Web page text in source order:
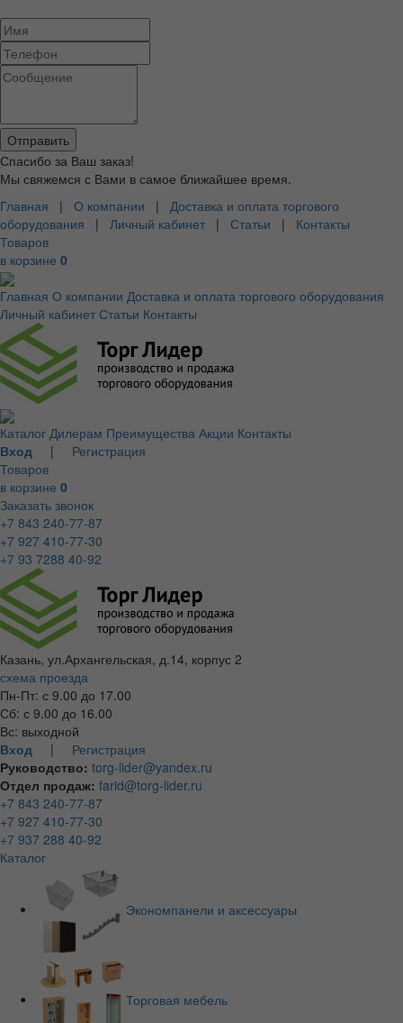
Спасибо за Ваш заказ!
Мы свяжемся с Вами в самое ближайшее время.
Главная | О компании | Доставка и оплата торгового
оборудования | Личный кабинет | Статьи | Контакты
Товаров
в корзине 0
Главная О компании Доставка и оплата торгового оборудования
Личный кабинет Статьи Контакты
Каталог Дилерам Преимущества Акции Контакты
Вход | Регистрация
Товаров
в корзине 0
Заказать звонок
+7 843 240-77-87
+7 927 410-77-30
+7 93 7288 40-92
Казань, ул.Архангельская, д.14, корпус 2
схема проезда
Пн-Пт: с 9.00 до 17.00
Сб: с 9.00 до 16.00
Вс: выходной
Вход | Регистрация
Руководство: torg-lider@yandex.ru
Отдел продаж: farid@torg-lider.ru
+7 843 240-77-87
+7 927 410-77-30
+7 937 288 40-92
Каталог
Экономпанели и аксессуары
Торговая мебель